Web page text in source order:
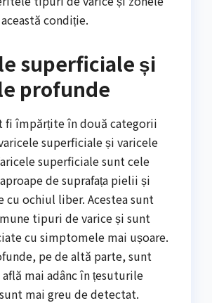
condiție.
superficiale și
profunde
fi împărțite în două categorii
superficiale și varicele
superficiale sunt cele
de suprafața pielii și
cu ochiul liber. Acestea sunt
tipuri de varice și sunt
cu simptomele mai ușoare.
pe de altă parte, sunt
află mai adânc în țesuturile
mai greu de detectat.